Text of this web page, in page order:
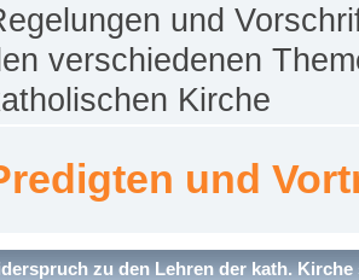
und
verschiedenen
Kirche
und
zu den Lehren der kath. Kirche